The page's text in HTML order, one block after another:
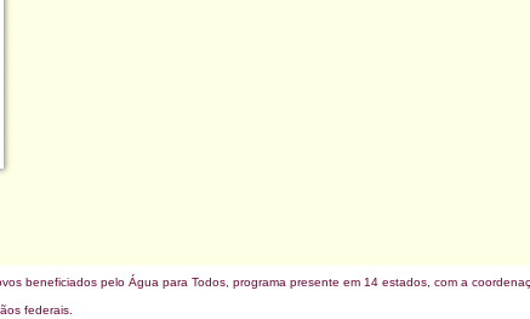
beneficiados pelo Água para Todos, programa presente em 14 estados, com a
federais.